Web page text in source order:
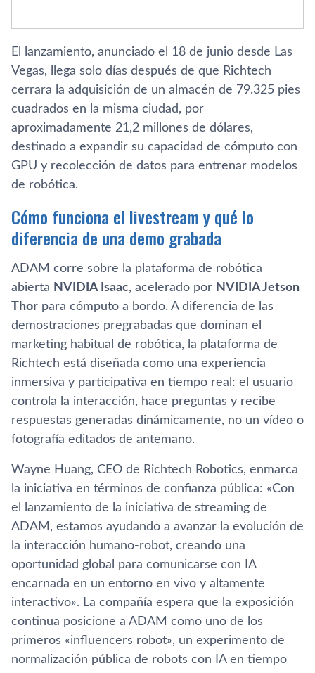
El lanzamiento, anunciado el 18 de junio desde Las
Vegas, llega solo días después de que Richtech
cerrara la adquisición de un almacén de 79.325 pies
cuadrados en la misma ciudad, por
aproximadamente 21,2 millones de dólares,
destinado a expandir su capacidad de cómputo con
GPU y recolección de datos para entrenar modelos
de robótica.
Cómo funciona el livestream y qué lo
diferencia de una demo grabada
ADAM corre sobre la plataforma de robótica
abierta NVIDIA Isaac, acelerado por NVIDIA Jetson
Thor para cómputo a bordo. A diferencia de las
demostraciones pregrabadas que dominan el
marketing habitual de robótica, la plataforma de
Richtech está diseñada como una experiencia
inmersiva y participativa en tiempo real: el usuario
controla la interacción, hace preguntas y recibe
respuestas generadas dinámicamente, no un vídeo o
fotografía editados de antemano.
Wayne Huang, CEO de Richtech Robotics, enmarca
la iniciativa en términos de confianza pública: «Con
el lanzamiento de la iniciativa de streaming de
ADAM, estamos ayudando a avanzar la evolución de
la interacción humano-robot, creando una
oportunidad global para comunicarse con IA
encarnada en un entorno en vivo y altamente
interactivo». La compañía espera que la exposición
continua posicione a ADAM como uno de los
primeros «influencers robot», un experimento de
normalización pública de robots con IA en tiempo